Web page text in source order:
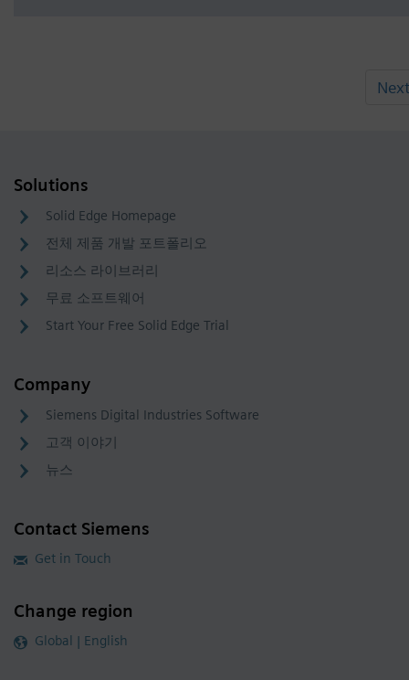
Next
Solutions
Solid Edge Homepage
전체 제품 개발 포트폴리오
리소스 라이브러리
무료 소프트웨어
Start Your Free Solid Edge Trial
Company
Siemens Digital Industries Software
고객 이야기
뉴스
Contact Siemens
Get in Touch
Change region
Global | English